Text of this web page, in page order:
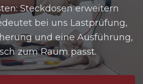
Steckdosen erweitern
bei uns Lastprüfung,
und eine Ausführung,
zum Raum passt.